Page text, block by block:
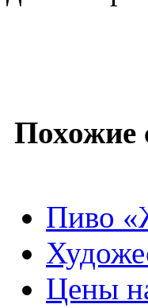
Похожие
Пиво
Цены